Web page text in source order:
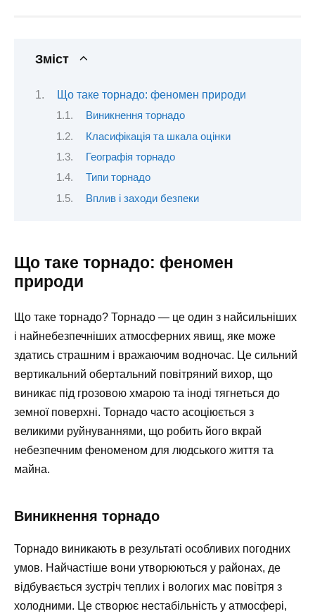
Зміст
Що таке торнадо: феномен природи
Виникнення торнадо
Класифікація та шкала оцінки
Географія торнадо
Типи торнадо
Вплив і заходи безпеки
Що таке торнадо: феномен
природи
Що таке торнадо? Торнадо — це один з найсильніших
і найнебезпечніших атмосферних явищ, яке може
здатись страшним і вражаючим водночас. Це сильний
вертикальний обертальний повітряний вихор, що
виникає під грозовою хмарою та іноді тягнеться до
земної поверхні. Торнадо часто асоціюється з
великими руйнуваннями, що робить його вкрай
небезпечним феноменом для людського життя та
майна.
Виникнення торнадо
Торнадо виникають в результаті особливих погодних
умов. Найчастіше вони утворюються у районах, де
відбувається зустріч теплих і вологих мас повітря з
холодними. Це створює нестабільність у атмосфері,